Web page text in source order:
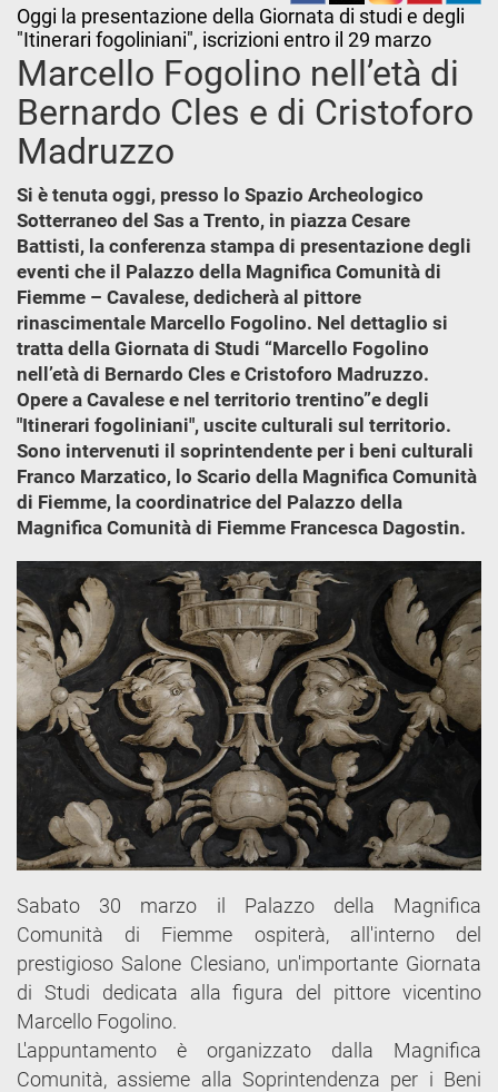
Oggi la presentazione della Giornata di studi e degli
"Itinerari fogoliniani", iscrizioni entro il 29 marzo
Marcello Fogolino nell’età di
Bernardo Cles e di Cristoforo
Madruzzo
Si è tenuta oggi, presso lo Spazio Archeologico
Sotterraneo del Sas a Trento, in piazza Cesare
Battisti, la conferenza stampa di presentazione degli
eventi che il Palazzo della Magnifica Comunità di
Fiemme – Cavalese, dedicherà al pittore
rinascimentale Marcello Fogolino. Nel dettaglio si
tratta della Giornata di Studi “Marcello Fogolino
nell’età di Bernardo Cles e Cristoforo Madruzzo.
Opere a Cavalese e nel territorio trentino”e degli
"Itinerari fogoliniani", uscite culturali sul territorio.
Sono intervenuti il soprintendente per i beni culturali
Franco Marzatico, lo Scario della Magnifica Comunità
di Fiemme, la coordinatrice del Palazzo della
Magnifica Comunità di Fiemme Francesca Dagostin.
Sabato 30 marzo il Palazzo della Magnifica
Comunità di Fiemme ospiterà, all'interno del
prestigioso Salone Clesiano, un'importante Giornata
di Studi dedicata alla figura del pittore vicentino
Marcello Fogolino.
L'appuntamento è organizzato dalla Magnifica
Comunità, assieme alla Soprintendenza per i Beni